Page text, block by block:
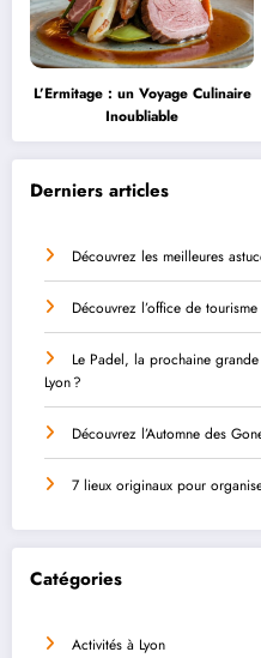
L’Ermitage : un Voyage Culinaire
Inoubliable
Derniers articles
Découvrez les meilleures
Découvrez l’office de
Le Padel, la prochaine
Lyon ?
Découvrez l’Automne des
7 lieux originaux pour
Catégories
Activités à Lyon